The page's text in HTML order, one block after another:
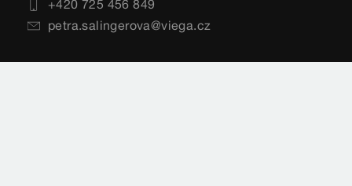
+420 725 456 849
petra.salingerova@viega.cz